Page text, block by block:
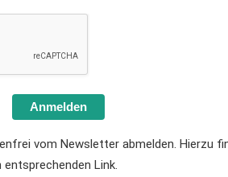
Anmelden
vom Newsletter abmelden. Hierzu
Link.